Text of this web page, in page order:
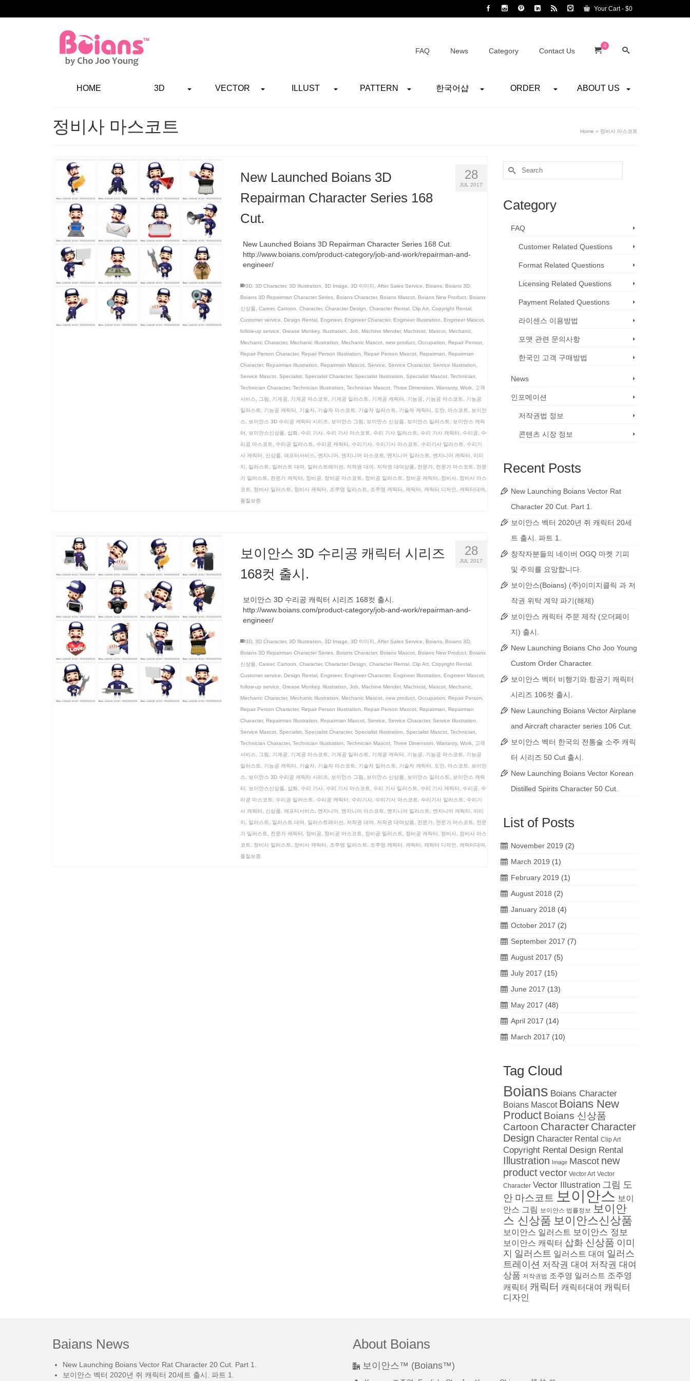
Your Cart- $0
FAQ News Category Contact Us
0
HOME 3D VECTOR ILLUST PATTERN 한국어샵 ORDER ABOUT US
정비사 마스코트 Home » 정비사 마스코트
28
JUL 2017
New Launched Boians 3D
Repairman Character Series 168
Cut.
New Launched Boians 3D Repairman Character Series 168 Cut.
http://www.boians.com/product-category/job-and-work/repairman-and-
engineer/
3D, 3D Character, 3D Illustration 3D Image 3D 이미지 After Sales Service Boians, Boians 3D,
Boians 3D Repairman Character Series, Boians Character, Boians Mascot, Boians New Product,
Boians
신상품
Career, Cartoon Character, Character Design Character Rental, Clip Art, Copyright Rental,
Customer service
Design Rental, Engineer, Engineer Character, Engineer Illustration Engineer Mascot,
follow-up service
Grease Monkey, Illustration Job Machine Mender, Machinist, Mascot, Mechanic,
Mechanic Character, Mechanic Illustration Mechanic Mascot, new product, Occupation Repair Person
Repair Person Character, Repair Person Illustration Repair Person Mascot, Repairman
Repairman
Character, Repairman Illustration Repairman Mascot, Service Service Character, Service Illustration
Service Mascot, Specialist, Specialist Character, Specialist Illustration Specialist Mascot, Technician
Technician Character, Technician Illustration Technician Mascot, Three Dimension Warranty, Work,
고객
서비스
그림 기계공 기계공 마스코트 기계공 일러스트 기계공 캐릭터 기능공 기능공 마스코트
기능공
일러스트
기능공 캐릭터 기술자, 기술자 마스코트 기술자 일러스트 기술자 캐릭터 도안, 마스코트
보이안
스
보이안스 3D 수리공 캐릭터 시리즈 보이안스 그림 보이안스 신상품 보이안스 일러스트
보이안스 캐릭
터
보이안스신상품 삽화, 수리 기사, 수리 기사 마스코트 수리 기사 일러스트 수리 기사 캐릭터 수리공
수
리공 마스코트
수리공 일러스트 수리공 캐릭터 수리기사, 수리기사 마스코트 수리기사 일러스트
수리기
사 캐릭터
신상품 애프터서비스 엔지니어 엔지니어 마스코트 엔지니어 일러스트 엔지니어 캐릭터
이미
지
일러스트 일러스트 대여 일러스트레이션 저작권 대여 저작권 대여상품 전문가, 전문가 마스코트
전문
가 일러스트
전문가 캐릭터 정비공 정비공 마스코트 정비공 일러스트 정비공 캐릭터 정비사,
정비사 마스
코트
정비사 일러스트 정비사 캐릭터 조주영 일러스트 조주영 캐릭터 캐릭터 캐릭터 디자인 캐릭터대여
품질보증
28
JUL 2017
보이안스 3D 수리공 캐릭터 시리즈
168컷 출시.
보이안스 3D 수리공 캐릭터 시리즈 168컷 출시.
http://www.boians.com/product-category/job-and-work/repairman-and-
engineer/
3D, 3D Character, 3D Illustration 3D Image 3D 이미지 After Sales Service Boians, Boians 3D,
Boians 3D Repairman Character Series, Boians Character, Boians Mascot, Boians New Product,
Boians
신상품
Career, Cartoon Character, Character Design Character Rental, Clip Art, Copyright Rental,
Customer service
Design Rental, Engineer, Engineer Character, Engineer Illustration Engineer Mascot,
follow-up service
Grease Monkey, Illustration Job Machine Mender, Machinist, Mascot, Mechanic,
Mechanic Character, Mechanic Illustration Mechanic Mascot, new product, Occupation Repair Person
Repair Person Character, Repair Person Illustration Repair Person Mascot, Repairman
Repairman
Character, Repairman Illustration Repairman Mascot, Service Service Character, Service Illustration
Service Mascot, Specialist, Specialist Character, Specialist Illustration Specialist Mascot, Technician
Technician Character, Technician Illustration Technician Mascot, Three Dimension Warranty, Work,
고객
서비스
그림 기계공 기계공 마스코트 기계공 일러스트 기계공 캐릭터 기능공 기능공 마스코트
기능공
일러스트
기능공 캐릭터 기술자, 기술자 마스코트 기술자 일러스트 기술자 캐릭터 도안, 마스코트
보이안
스
보이안스 3D 수리공 캐릭터 시리즈 보이안스 그림 보이안스 신상품 보이안스 일러스트
보이안스 캐릭
터
보이안스신상품 삽화, 수리 기사, 수리 기사 마스코트 수리 기사 일러스트 수리 기사 캐릭터 수리공
수
리공 마스코트
수리공 일러스트 수리공 캐릭터 수리기사, 수리기사 마스코트 수리기사 일러스트
수리기
사 캐릭터
신상품 애프터서비스 엔지니어 엔지니어 마스코트 엔지니어 일러스트 엔지니어 캐릭터
이미
지
일러스트 일러스트 대여 일러스트레이션 저작권 대여 저작권 대여상품 전문가, 전문가 마스코트
전문
가 일러스트
전문가 캐릭터 정비공 정비공 마스코트 정비공 일러스트 정비공 캐릭터 정비사,
정비사 마스
코트
정비사 일러스트 정비사 캐릭터 조주영 일러스트 조주영 캐릭터 캐릭터 캐릭터 디자인 캐릭터대여
품질보증
Search
for:
Category
FAQ
Customer Related Questions
Format Related Questions
Licensing Related Questions
Payment Related Questions
라이센스 이용방법
포맷 관련 문의사항
한국인 고객 구매방법
News
인포메이션
저작권법 정보
콘텐츠 시장 정보
Recent Posts
New Launching Boians Vector Rat
Character 20 Cut. Part 1.
보이안스 벡터 2020년 쥐 캐릭터 20세
트 출시. 파트 1.
창작자분들의 네이버 OGQ 마켓 기피
및 주의를 요망합니다.
보이안스(Boians) (주)이미지클릭 과 저
작권 위탁 계약 파기(해제)
보이안스 캐릭터 주문 제작 (오더페이
지) 출시.
New Launching Boians Cho Joo Young
Custom Order Character.
보이안스 벡터 비행기와 항공기 캐릭터
시리즈 106컷 출시.
New Launching Boians Vector Airplane
and Aircraft character series 106 Cut.
보이안스 벡터 한국의 전통술 소주 캐릭
터 시리즈 50 Cut 출시.
New Launching Boians Vector Korean
Distilled Spirits Character 50 Cut.
List of Posts
November 2019 (2)
March 2019 (1)
February 2019 (1)
August 2018 (2)
January 2018 (4)
October 2017 (2)
September 2017 (7)
August 2017 (5)
July 2017 (15)
June 2017 (13)
May 2017 (48)
April 2017 (14)
March 2017 (10)
Tag Cloud
Boians Boians Character
Boians Mascot Boians New
Product Boians 신상품
Cartoon Character Character
Design Character Rental Clip Art
Copyright Rental Design Rental
Illustration Image Mascot new
product vector Vector Art Vector
Character Vector Illustration 그림 도
안 마스코트 보이안스 보이
안스 그림 보이안스 법률정보 보이안
스 신상품 보이안스신상품
보이안스 일러스트 보이안스 정보
보이안스 캐릭터 삽화 신상품 이미
지 일러스트 일러스트 대여 일러스
트레이션 저작권 대여 저작권 대여
상품 저작권법 조주영 일러스트 조주영
캐릭터 캐릭터 캐릭터대여 캐릭터
디자인
Baians News
New Launching Boians Vector Rat Character 20 Cut. Part 1.
보이안스 벡터 2020년 쥐 캐릭터 20세트 출시. 파트 1.
About Boians
보이안스™ (Boians™)